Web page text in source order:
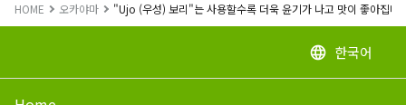
HOME 오카야마 "Ujo (우성) 보리"는 사용할수록 더욱 윤기가 나고 맛이 좋아집니
language 한국어